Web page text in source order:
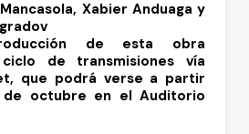
Xabier Anduaga y
de esta obra
de transmisiones vía
que podrá verse a partir
de octubre en el Auditorio